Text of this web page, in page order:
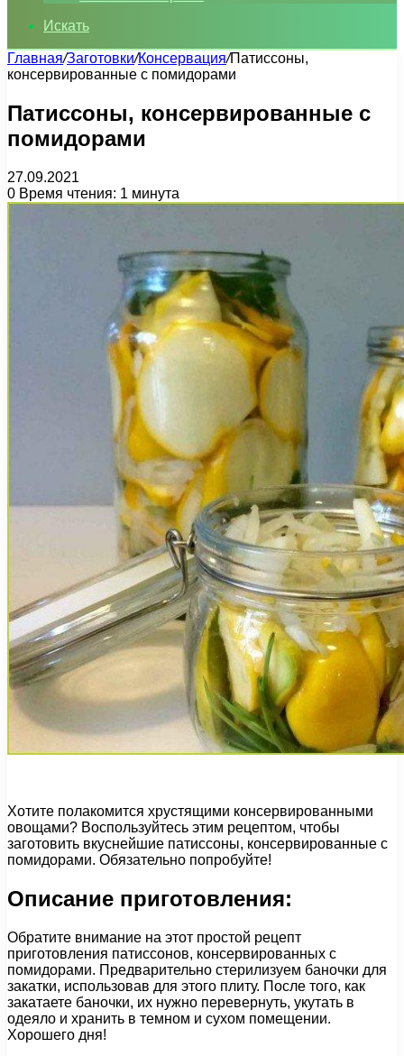
Искать
Главная/Заготовки/Консервация/Патиссоны,
консервированные с помидорами
Патиссоны, консервированные с
помидорами
27.09.2021
0 Время чтения: 1 минута
Хотите полакомится хрустящими консервированными
овощами? Воспользуйтесь этим рецептом, чтобы
заготовить вкуснейшие патиссоны, консервированные с
помидорами. Обязательно попробуйте!
Описание приготовления:
Обратите внимание на этот простой рецепт
приготовления патиссонов, консервированных с
помидорами. Предварительно стерилизуем баночки для
закатки, использовав для этого плиту. После того, как
закатаете баночки, их нужно перевернуть, укутать в
одеяло и хранить в темном и сухом помещении.
Хорошего дня!